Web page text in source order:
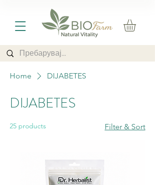
Home DIJABETES
DIJABETES
25 products Filter & Sort